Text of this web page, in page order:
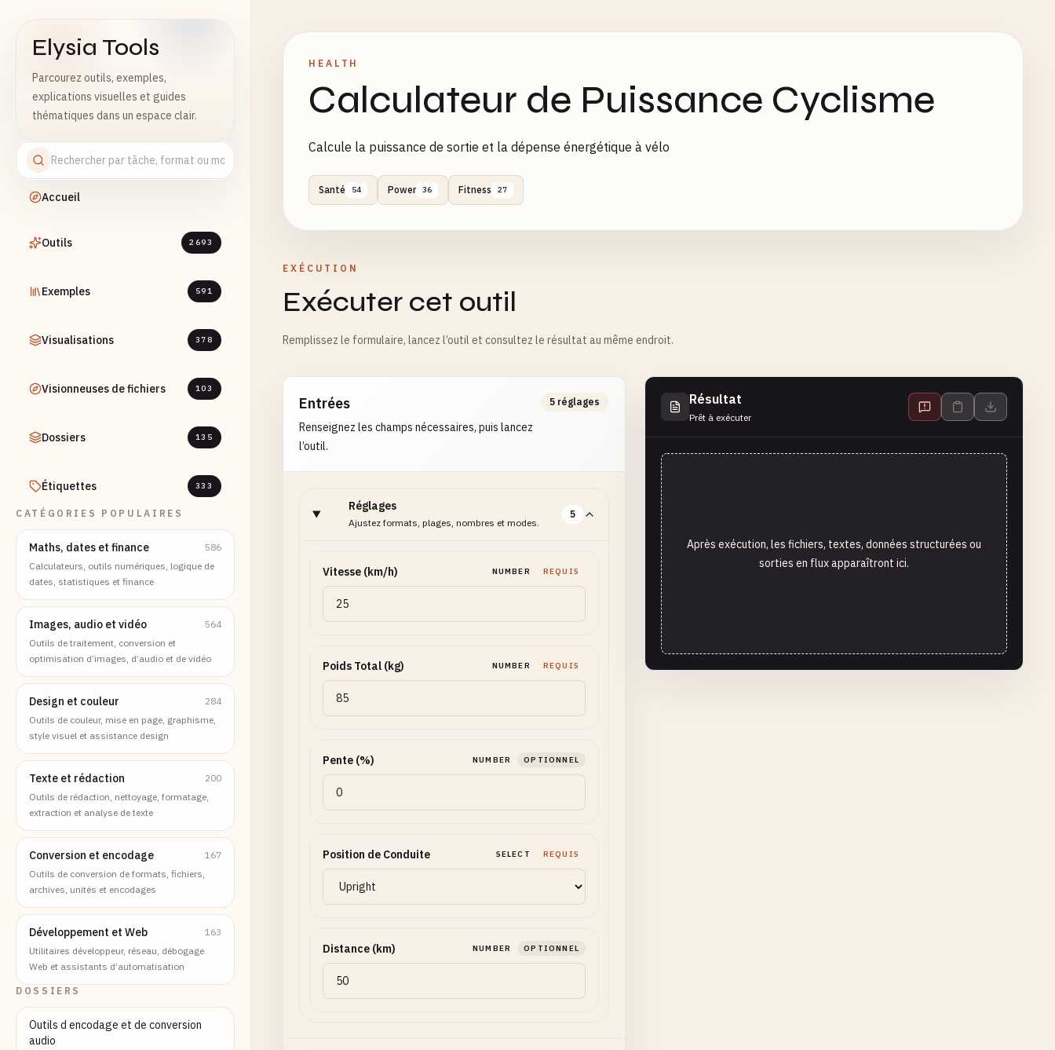
Elysia Tools
Parcourez outils, exemples,
explications visuelles et guides
thématiques dans un espace clair.
Accueil
Outils 2693
Exemples 591
Visualisations 378
Visionneuses de fichiers 103
Dossiers 135
Étiquettes 333
CATÉGORIES POPULAIRES
Maths, dates et finance
586
Calculateurs, outils numériques, logique de
dates, statistiques et finance
Images, audio et vidéo
564
Outils de traitement, conversion et
optimisation d’images, d’audio et de vidéo
Design et couleur
284
Outils de couleur, mise en page, graphisme,
style visuel et assistance design
Texte et rédaction
200
Outils de rédaction, nettoyage, formatage,
extraction et analyse de texte
Conversion et encodage
167
Outils de conversion de formats, fichiers,
archives, unités et encodages
Développement et Web
163
Utilitaires développeur, réseau, débogage
Web et assistants d’automatisation
DOSSIERS
Outils d encodage et de conversion
audio
HEALTH
Calculateur de Puissance Cyclisme
Calcule la puissance de sortie et la dépense énergétique à vélo
Santé 54 Power 36 Fitness 27
EXÉCUTION
Exécuter cet outil
Remplissez le formulaire, lancez l’outil et consultez le résultat au même endroit.
Entrées
Renseignez les champs nécessaires, puis lancez
l’outil.
5 réglages
Réglages
Ajustez formats, plages, nombres et modes.
5
Vitesse (km/h) NUMBER REQUIS
Poids Total (kg) NUMBER REQUIS
Pente (%) NUMBER OPTIONNEL
Position de Conduite SELECT REQUIS
Distance (km) NUMBER OPTIONNEL
Résultat
Prêt à exécuter
Après exécution, les fichiers, textes, données structurées ou
sorties en flux apparaîtront ici.